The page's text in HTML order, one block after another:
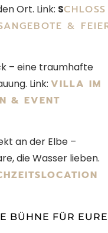
Ort. Link: SCHLOSS
&
– eine traumhafte
Link: VILLA IM
& EVENT
an der Elbe –
die Wasser lieben.
BÜHNE FÜR EURE